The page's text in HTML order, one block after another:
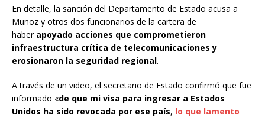
En detalle, la sanción del Departamento de Estado acusa a
Muñoz y otros dos funcionarios de la cartera de
haberapoyado acciones que comprometieron
infraestructura crítica de telecomunicaciones y
erosionaron la seguridad regional.
A través de un video, el secretario de Estado confirmó que fue
informado «de que mi visa para ingresar a Estados
Unidos ha sido revocada por ese país, lo que lamento